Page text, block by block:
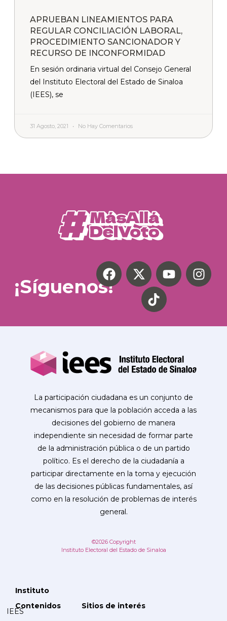
APRUEBAN LINEAMIENTOS PARA
REGULAR CONCILIACIÓN LABORAL,
PROCEDIMIENTO SANCIONADOR Y
RECURSO DE INCONFORMIDAD
En sesión ordinaria virtual del Consejo General
del Instituto Electoral del Estado de Sinaloa
(IEES), se
31 Agosto, 2021 No Hay Comentarios
¡Síguenos!
La participación ciudadana es un conjunto de
mecanismos para que la población acceda a las
decisiones del gobierno de manera
independiente sin necesidad de formar parte
de la administración pública o de un partido
político. Es el derecho de la ciudadanía a
participar directamente en la toma y ejecución
de las decisiones públicas fundamentales, así
como en la resolución de problemas de interés
general.
©2026 Copyright
Instituto Electoral del Estado de Sinaloa
Instituto
IEES
Contenidos Sitios de interés